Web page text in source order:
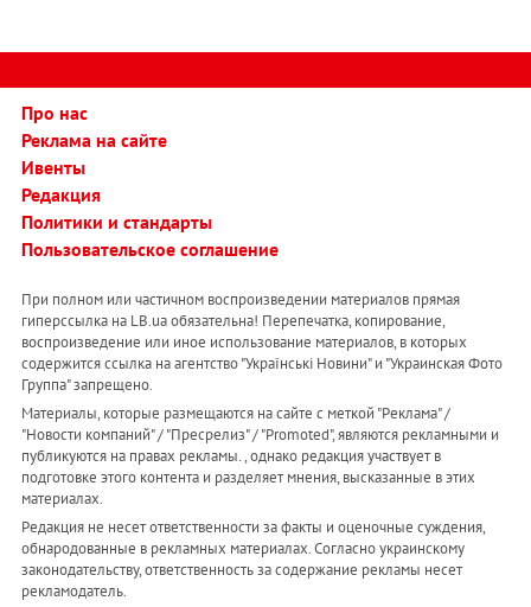
Про нас
Реклама на сайте
Ивенты
Редакция
Политики и стандарты
Пользовательское соглашение
При полном или частичном воспроизведении материалов прямая
гиперссылка на LB.ua обязательна! Перепечатка, копирование,
воспроизведение или иное использование материалов, в которых
содержится ссылка на агентство "Українськi Новини" и "Украинская Фото
Группа" запрещено.
Материалы, которые размещаются на сайте с меткой "Реклама" /
"Новости компаний" / "Пресрелиз" / "Promoted", являются рекламными и
публикуются на правах рекламы. , однако редакция участвует в
подготовке этого контента и разделяет мнения, высказанные в этих
материалах.
Редакция не несет ответственности за факты и оценочные суждения,
обнародованные в рекламных материалах. Согласно украинскому
законодательству, ответственность за содержание рекламы несет
рекламодатель.